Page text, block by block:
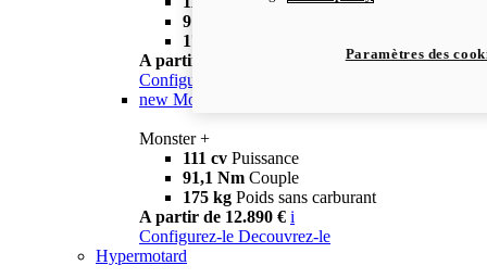
91,1 Nm
175 kg
A partir de 12.590 €
Configurez-le
new Monster +
Monster +
111 cv Puissance
91,1 Nm Couple
175 kg Poids sans carburant
A partir de 12.890 € i
Configurez-le Decouvrez-le
Hypermotard
Paramètres des